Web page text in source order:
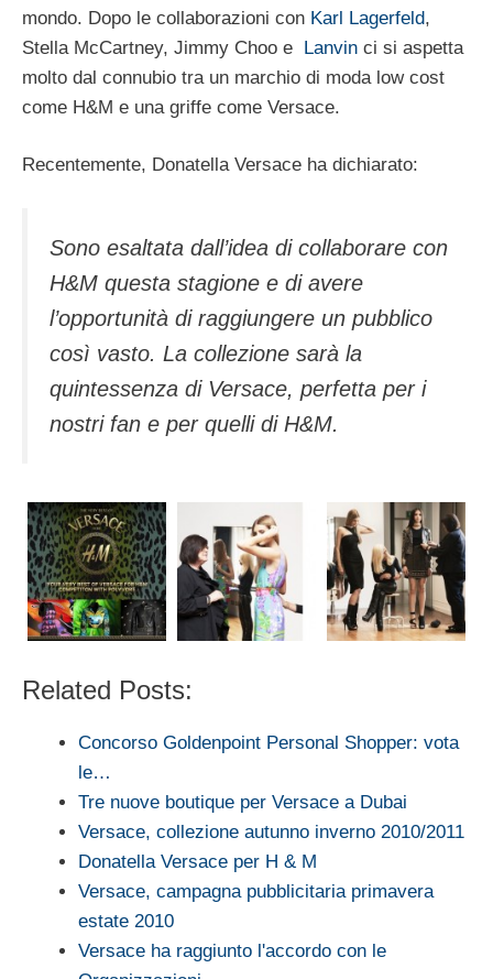
mondo. Dopo le collaborazioni con Karl Lagerfeld,
Stella McCartney, Jimmy Choo e Lanvin ci si aspetta
molto dal connubio tra un marchio di moda low cost
come H&M e una griffe come Versace.
Recentemente, Donatella Versace ha dichiarato:
Sono esaltata dall’idea di collaborare con
H&M questa stagione e di avere
l’opportunità di raggiungere un pubblico
così vasto. La collezione sarà la
quintessenza di Versace, perfetta per i
nostri fan e per quelli di H&M.
Related Posts:
Concorso Goldenpoint Personal Shopper: vota
le…
Tre nuove boutique per Versace a Dubai
Versace, collezione autunno inverno 2010/2011
Donatella Versace per H & M
Versace, campagna pubblicitaria primavera
estate 2010
Versace ha raggiunto l'accordo con le